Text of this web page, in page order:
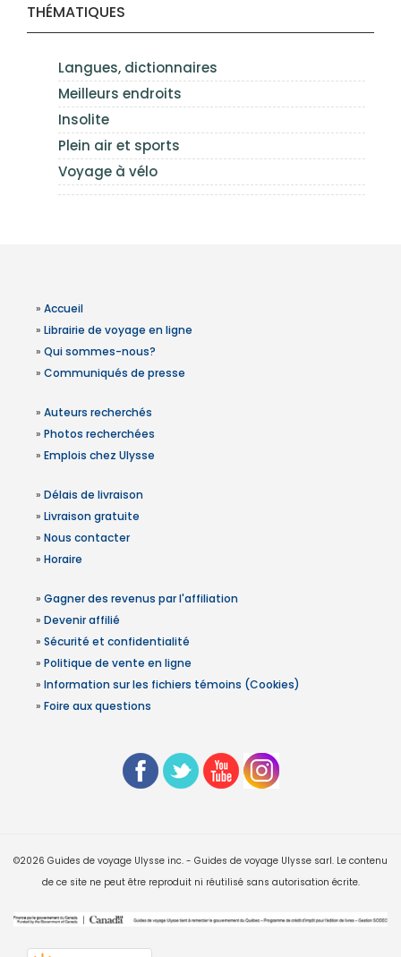
THÉMATIQUES
Langues, dictionnaires
Meilleurs endroits
Insolite
Plein air et sports
Voyage à vélo
» Accueil
» Librairie de voyage en ligne
» Qui sommes-nous?
» Communiqués de presse
» Auteurs recherchés
» Photos recherchées
» Emplois chez Ulysse
» Délais de livraison
» Livraison gratuite
» Nous contacter
» Horaire
» Gagner des revenus par l'affiliation
» Devenir affilié
» Sécurité et confidentialité
» Politique de vente en ligne
» Information sur les fichiers témoins (Cookies)
» Foire aux questions
©2026 Guides de voyage Ulysse inc. - Guides de voyage Ulysse sarl. Le contenu
de ce site ne peut être reproduit ni réutilisé sans autorisation écrite.